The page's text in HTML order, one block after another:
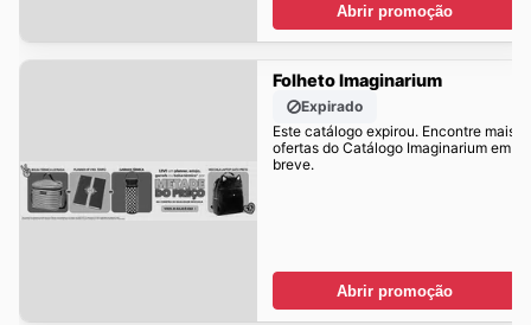
Abrir promoção
Folheto Imaginarium
Expirado
Este catálogo expirou. Encontre mais
ofertas do Catálogo Imaginarium em
breve.
Abrir promoção